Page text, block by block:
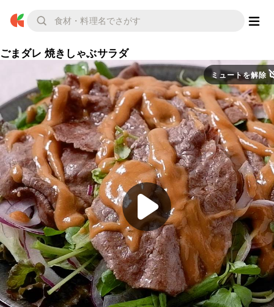
ごまダレ 焼きしゃぶサラダ
ミュートを解除